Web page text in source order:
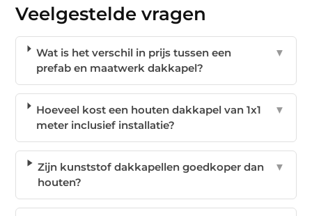
Veelgestelde vragen
Wat is het verschil in prijs tussen een
prefab en maatwerk dakkapel?
▼
Hoeveel kost een houten dakkapel van 1x1
meter inclusief installatie?
▼
Zijn kunststof dakkapellen goedkoper dan
houten?
▼